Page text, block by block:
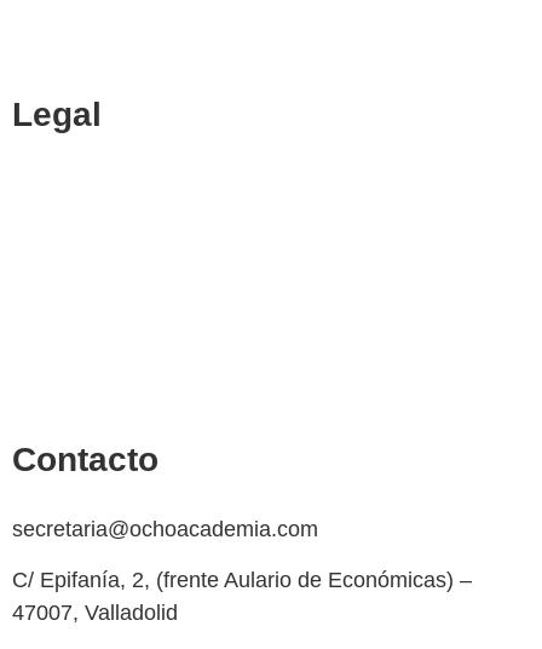
Legal
Contacto
secretaria@ochoacademia.com
C/ Epifanía, 2, (frente Aulario de Económicas) –
47007, Valladolid